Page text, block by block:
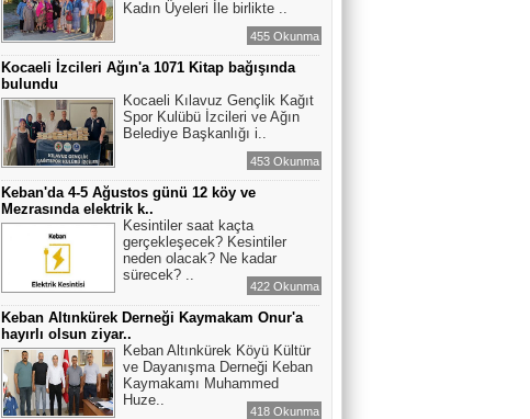
Kadın Üyeleri İle birlikte ..
455 Okunma
Kocaeli İzcileri Ağın'a 1071 Kitap bağışında
bulundu
Kocaeli Kılavuz Gençlik Kağıt
Spor Kulübü İzcileri ve Ağın
Belediye Başkanlığı i..
453 Okunma
Keban'da 4-5 Ağustos günü 12 köy ve
Mezrasında elektrik k..
Kesintiler saat kaçta
gerçekleşecek? Kesintiler
neden olacak? Ne kadar
sürecek? ..
422 Okunma
Keban Altınkürek Derneği Kaymakam Onur'a
hayırlı olsun ziyar..
Keban Altınkürek Köyü Kültür
ve Dayanışma Derneği Keban
Kaymakamı Muhammed
Huze..
418 Okunma